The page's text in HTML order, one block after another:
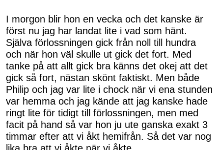
I morgon blir hon en vecka och det kanske är
först nu jag har landat lite i vad som hänt.
Själva förlossningen gick från noll till hundra
och när hon väl skulle ut gick det fort. Med
tanke på att allt gick bra känns det okej att det
gick så fort, nästan skönt faktiskt. Men både
Philip och jag var lite i chock när vi ena stunden
var hemma och jag kände att jag kanske hade
ringt lite för tidigt till förlossningen, men med
facit på hand så var hon ju ute ganska exakt 3
timmar efter att vi åkt hemifrån. Så det var nog